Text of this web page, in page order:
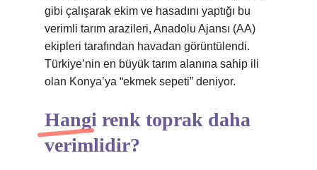
gibi çalışarak ekim ve hasadını yaptığı bu
verimli tarım arazileri, Anadolu Ajansı (AA)
ekipleri tarafından havadan görüntülendi.
Türkiye’nin en büyük tarım alanına sahip ili
olan Konya’ya “ekmek sepeti” deniyor.
Hangi renk toprak daha
verimlidir?